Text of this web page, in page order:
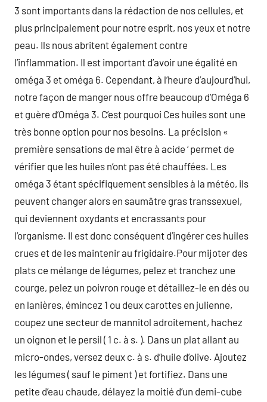
3 sont importants dans la rédaction de nos cellules, et
plus principalement pour notre esprit, nos yeux et notre
peau. Ils nous abritent également contre
l’inflammation. Il est important d’avoir une égalité en
oméga 3 et oméga 6. Cependant, à l’heure d’aujourd’hui,
notre façon de manger nous offre beaucoup d’Oméga 6
et guère d’Oméga 3. C’est pourquoi Ces huiles sont une
très bonne option pour nos besoins. La précision «
première sensations de mal être à acide ‘ permet de
vérifier que les huiles n’ont pas été chauffées. Les
oméga 3 étant spécifiquement sensibles à la météo, ils
peuvent changer alors en saumâtre gras transsexuel,
qui deviennent oxydants et encrassants pour
l’organisme. Il est donc conséquent d’ingérer ces huiles
crues et de les maintenir au frigidaire.Pour mijoter des
plats ce mélange de légumes, pelez et tranchez une
courge, pelez un poivron rouge et détaillez-le en dés ou
en lanières, émincez 1 ou deux carottes en julienne,
coupez une secteur de mannitol adroitement, hachez
un oignon et le persil ( 1 c. à s. ). Dans un plat allant au
micro-ondes, versez deux c. à s. d’huile d’olive. Ajoutez
les légumes ( sauf le piment ) et fortifiez. Dans une
petite d’eau chaude, délayez la moitié d’un demi-cube